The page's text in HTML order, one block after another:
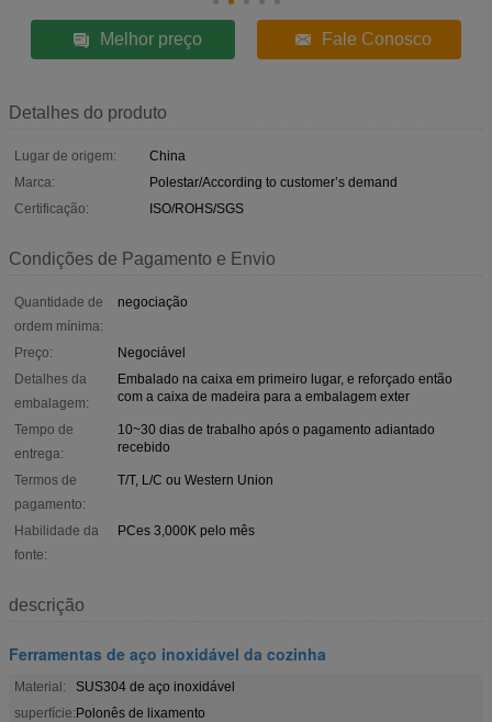
Melhor preço Fale Conosco
Detalhes do produto
Lugar de origem:
China
Marca:
Polestar/According to customer’s demand
Certificação:
ISO/ROHS/SGS
Condições de Pagamento e Envio
Quantidade de
ordem mínima:
negociação
Preço:
Negociável
Detalhes da
embalagem:
Embalado na caixa em primeiro lugar, e reforçado então
com a caixa de madeira para a embalagem exter
Tempo de
entrega:
10~30 dias de trabalho após o pagamento adiantado
recebido
Termos de
pagamento:
T/T, L/C ou Western Union
Habilidade da
fonte:
PCes 3,000K pelo mês
descrição
Ferramentas de aço inoxidável da cozinha
Material:
SUS304 de aço inoxidável
superfície:Polonês de lixamento